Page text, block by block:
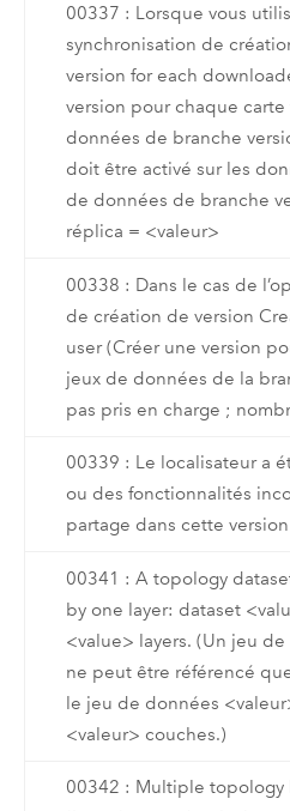
00337 : Lorsque vous
synchronisation de
version for each
version pour chaque
données de branche
doit être activé sur les
de données de branche
réplica = <valeur>
00338 : Dans le cas de
de création de version
user (Créer une version
jeux de données de la
pas pris en charge ;
00339 : Le localisateur a
ou des fonctionnalités
partage dans cette version
00341 : A topology
by one layer: dataset
<value> layers. (Un jeu
ne peut être référencé
le jeu de données
<valeur> couches.)
00342 : Multiple topology